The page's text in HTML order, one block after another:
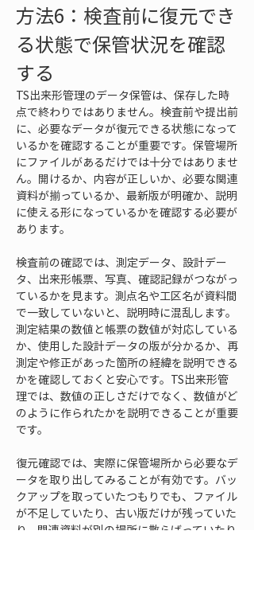
方法6：検査前に復元でき
る状態で保管状況を確認
する
TS出来形管理のデータ保管は、保存した時
点で終わりではありません。検査前や提出前
に、必要なデータが復元できる状態になって
いるかを確認することが重要です。保管場所
にファイルがあるだけでは十分ではありませ
ん。開けるか、内容が正しいか、必要な関連
資料が揃っているか、最新版が明確か、説明
に使える形になっているかを確認する必要が
あります。
検査前の確認では、測定データ、設計デー
タ、出来形帳票、写真、確認記録がつながっ
ているかを見ます。測点名や工区名が資料間
で一致していないと、説明時に混乱します。
測定結果の数値と帳票の数値が対応している
か、使用した設計データの版が分かるか、再
測定や修正があった箇所の経緯を説明できる
かを確認しておくと安心です。TS出来形管
理では、数値の正しさだけでなく、数値がど
のように作られたかを説明できることが重要
です。
復元確認では、実際に保管場所から必要なデ
ータを取り出してみることが有効です。バッ
クアップを取っていたつもりでも、ファイル
が不足していたり、古い版だけが残っていた
り、関連資料が別の場所に散らばっていたり